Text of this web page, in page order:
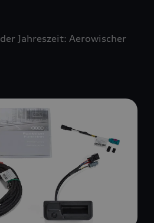
Jahreszeit: Aerowischer